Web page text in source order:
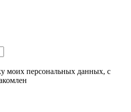
моих персональных данных, с